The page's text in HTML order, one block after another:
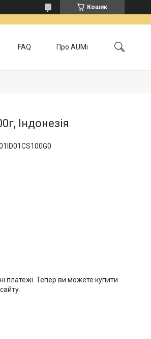
Кошик
FAQ Про AUMi
Відгуки Головна
Індонезія
платежі. Тепер ви можете купити